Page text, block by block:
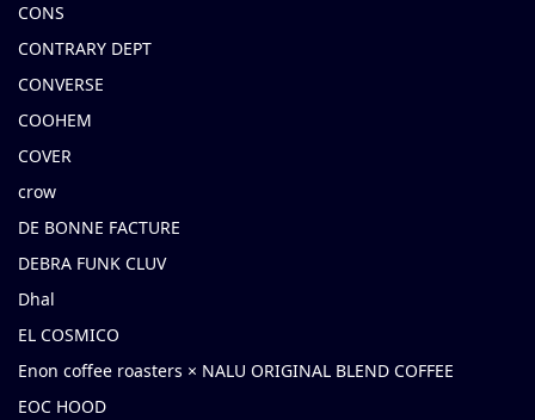
CONS
CONTRARY DEPT
CONVERSE
COOHEM
COVER
crow
DE BONNE FACTURE
DEBRA FUNK CLUV
Dhal
EL COSMICO
Enon coffee roasters × NALU ORIGINAL BLEND COFFEE
EOC HOOD